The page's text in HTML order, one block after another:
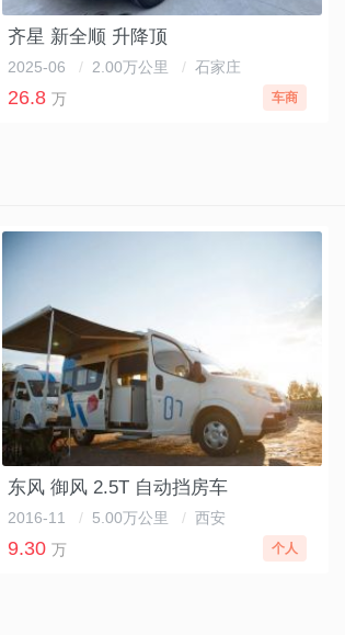
齐星 新全顺 升降顶
2025-06 / 2.00万公里 / 石家庄
26.8 万 车商
东风 御风 2.5T 自动挡房车
2016-11 / 5.00万公里 / 西安
9.30 万 个人